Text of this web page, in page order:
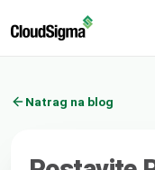
Natrag na blog